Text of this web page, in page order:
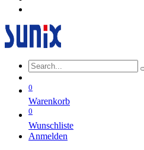
0
Warenkorb
0
Wunschliste
Anmelden